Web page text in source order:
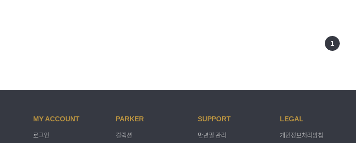
1
MY ACCOUNT
로그인
PARKER
컬렉션
SUPPORT
만년필 관리
LEGAL
개인정보처리방침